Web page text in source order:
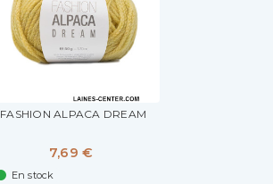
FASHION ALPACA DREAM
7,69 €
En stock